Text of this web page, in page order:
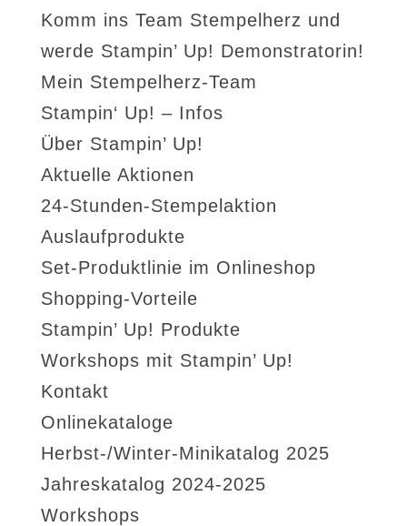
Komm ins Team Stempelherz und
werde Stampin’ Up! Demonstratorin!
Mein Stempelherz-Team
Stampin‘ Up! – Infos
Über Stampin’ Up!
Aktuelle Aktionen
24-Stunden-Stempelaktion
Auslaufprodukte
Set-Produktlinie im Onlineshop
Shopping-Vorteile
Stampin’ Up! Produkte
Workshops mit Stampin’ Up!
Kontakt
Onlinekataloge
Herbst-/Winter-Minikatalog 2025
Jahreskatalog 2024-2025
Workshops